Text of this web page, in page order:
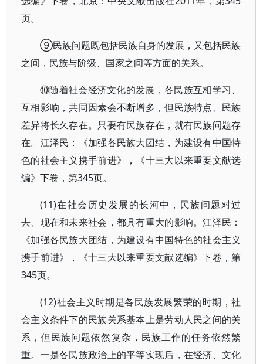
页。
⑨民族问题既包括民族自身的发展，又包括民族
之间，民族与阶级、国家之间等方面的关系。
⑩随着社会经济文化的发展，各民族互相学习、
互相影响，共同因素会不断增多，但民族特点、民族
差异将长久存在。只要有民族存在，就有民族问题存
在。江泽民：《加强各民族大团结，为建设有中国特
色的社会主义携手前进》，《十三大以来重要文献选
编》下卷，第345页。
(11)在社会历史发展的长河中，民族问题对过
去、现在和未来社会，都具有重大的影响。江泽民：
《加强各民族大团结，为建设有中国特色的社会主义
携手前进》，《十三大以来重要文献选编》下卷，第
345页。
(12)社会主义时期是各民族发展繁荣的时期，社
会主义条件下的民族关系基本上是劳动人民之间的关
系，但民族问题依然复杂，民族工作的任务依然繁
重。一是各民族政治上的平等实现后，在经济、文化